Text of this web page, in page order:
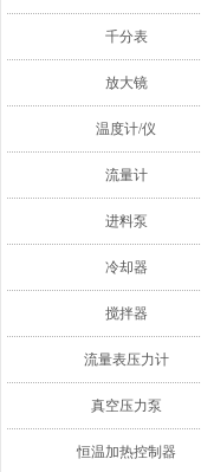
千分表
放大镜
温度计/仪
流量计
进料泵
冷却器
搅拌器
流量表压力计
真空压力泵
恒温加热控制器